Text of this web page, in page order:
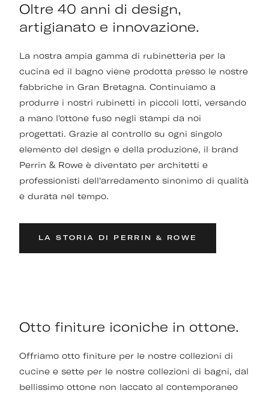
Oltre 40 anni di design,
artigianato e innovazione.
La nostra ampia gamma di rubinetteria per la
cucina ed il bagno viene prodotta presso le nostre
fabbriche in Gran Bretagna. Continuiamo a
produrre i nostri rubinetti in piccoli lotti, versando
a mano l'ottone fuso negli stampi da noi
progettati. Grazie al controllo su ogni singolo
elemento del design e della produzione, il brand
Perrin & Rowe è diventato per architetti e
professionisti dell'arredamento sinonimo di qualità
e durata nel tempo.
LA STORIA DI PERRIN & ROWE
Otto finiture iconiche in ottone.
Offriamo otto finiture per le nostre collezioni di
cucine e sette per le nostre collezioni di bagni, dal
bellissimo ottone non laccato al contemporaneo